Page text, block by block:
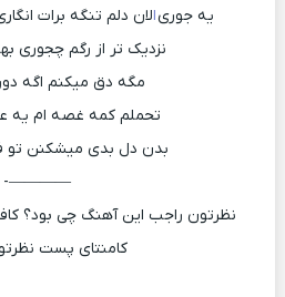
یه جوریالان دلم تنگه برات
نزدیک تر از رگم چجوری
مگه دق میکنم اگه
تحملم کمه غصه ام یه
بدن دل بدی میشکنن تو
————-
نظرتون راجب این آهنگ چی بود؟
کامنتای پست